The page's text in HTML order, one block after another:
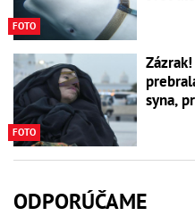
FOTO
FOTO
syna,
ODPORÚČAME